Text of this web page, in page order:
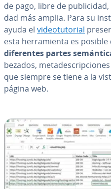
de pago, libre de
dad más amplia. Para su
ayuda el vi­deo­tu­to­rial
esta he­rra­mie­n­ta es posible
di­fe­re­n­tes partes
be­za­dos,
que siempre se tiene a la
página web.